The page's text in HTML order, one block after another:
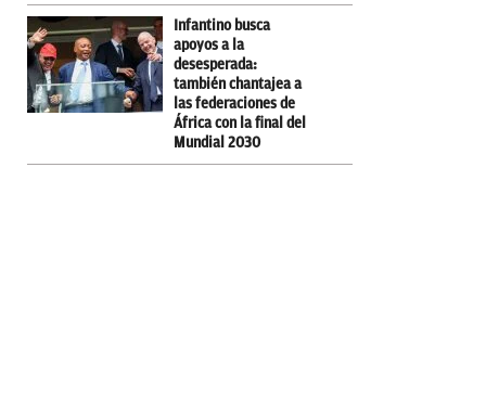
Infantino busca
apoyos a la
desesperada:
también chantajea a
las federaciones de
África con la final del
Mundial 2030